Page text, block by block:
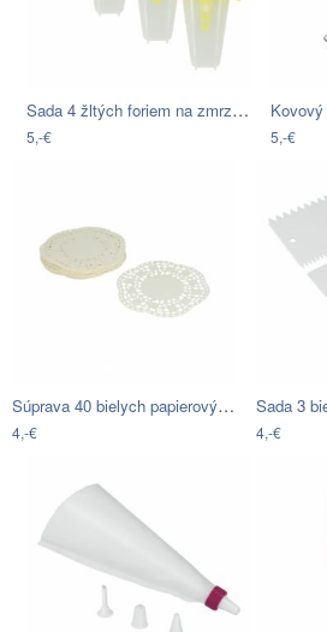
Sada 4 žltých foriem na zmrzlinu…
5,-€ 5,-€
Súprava 40 bielych papierových…
4,-€ 4,-€